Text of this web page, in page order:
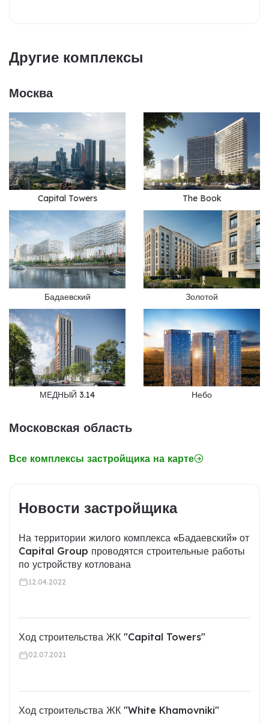
Другие комплексы
Москва
Capital Towers The Book
Бадаевский Золотой
МЕДНЫЙ 3.14 Небо
Московская область
Все комплексы застройщика на карте
Новости застройщика
На территории жилого комплекса «Бадаевский» от
Capital Group проводятся строительные работы
по устройству котлована
12.04.2022
Ход строительства ЖК "Capital Towers"
02.07.2021
Ход строительства ЖК "White Khamovniki"